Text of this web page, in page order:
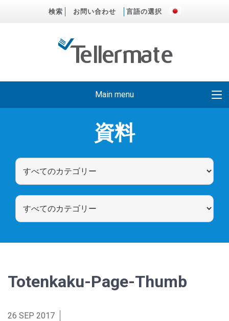
検索 お問い合わせ 言語の選択
Main menu
資料
Totenkaku-Page-Thumb
26 SEP 2017